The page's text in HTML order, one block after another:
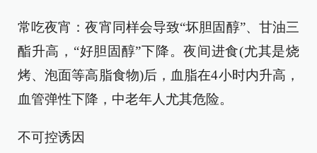
常吃夜宵：夜宵同样会导致“坏胆固醇”、甘油三
酯升高，“好胆固醇”下降。夜间进食(尤其是烧
烤、泡面等高脂食物)后，血脂在4小时内升高，
血管弹性下降，中老年人尤其危险。
不可控诱因